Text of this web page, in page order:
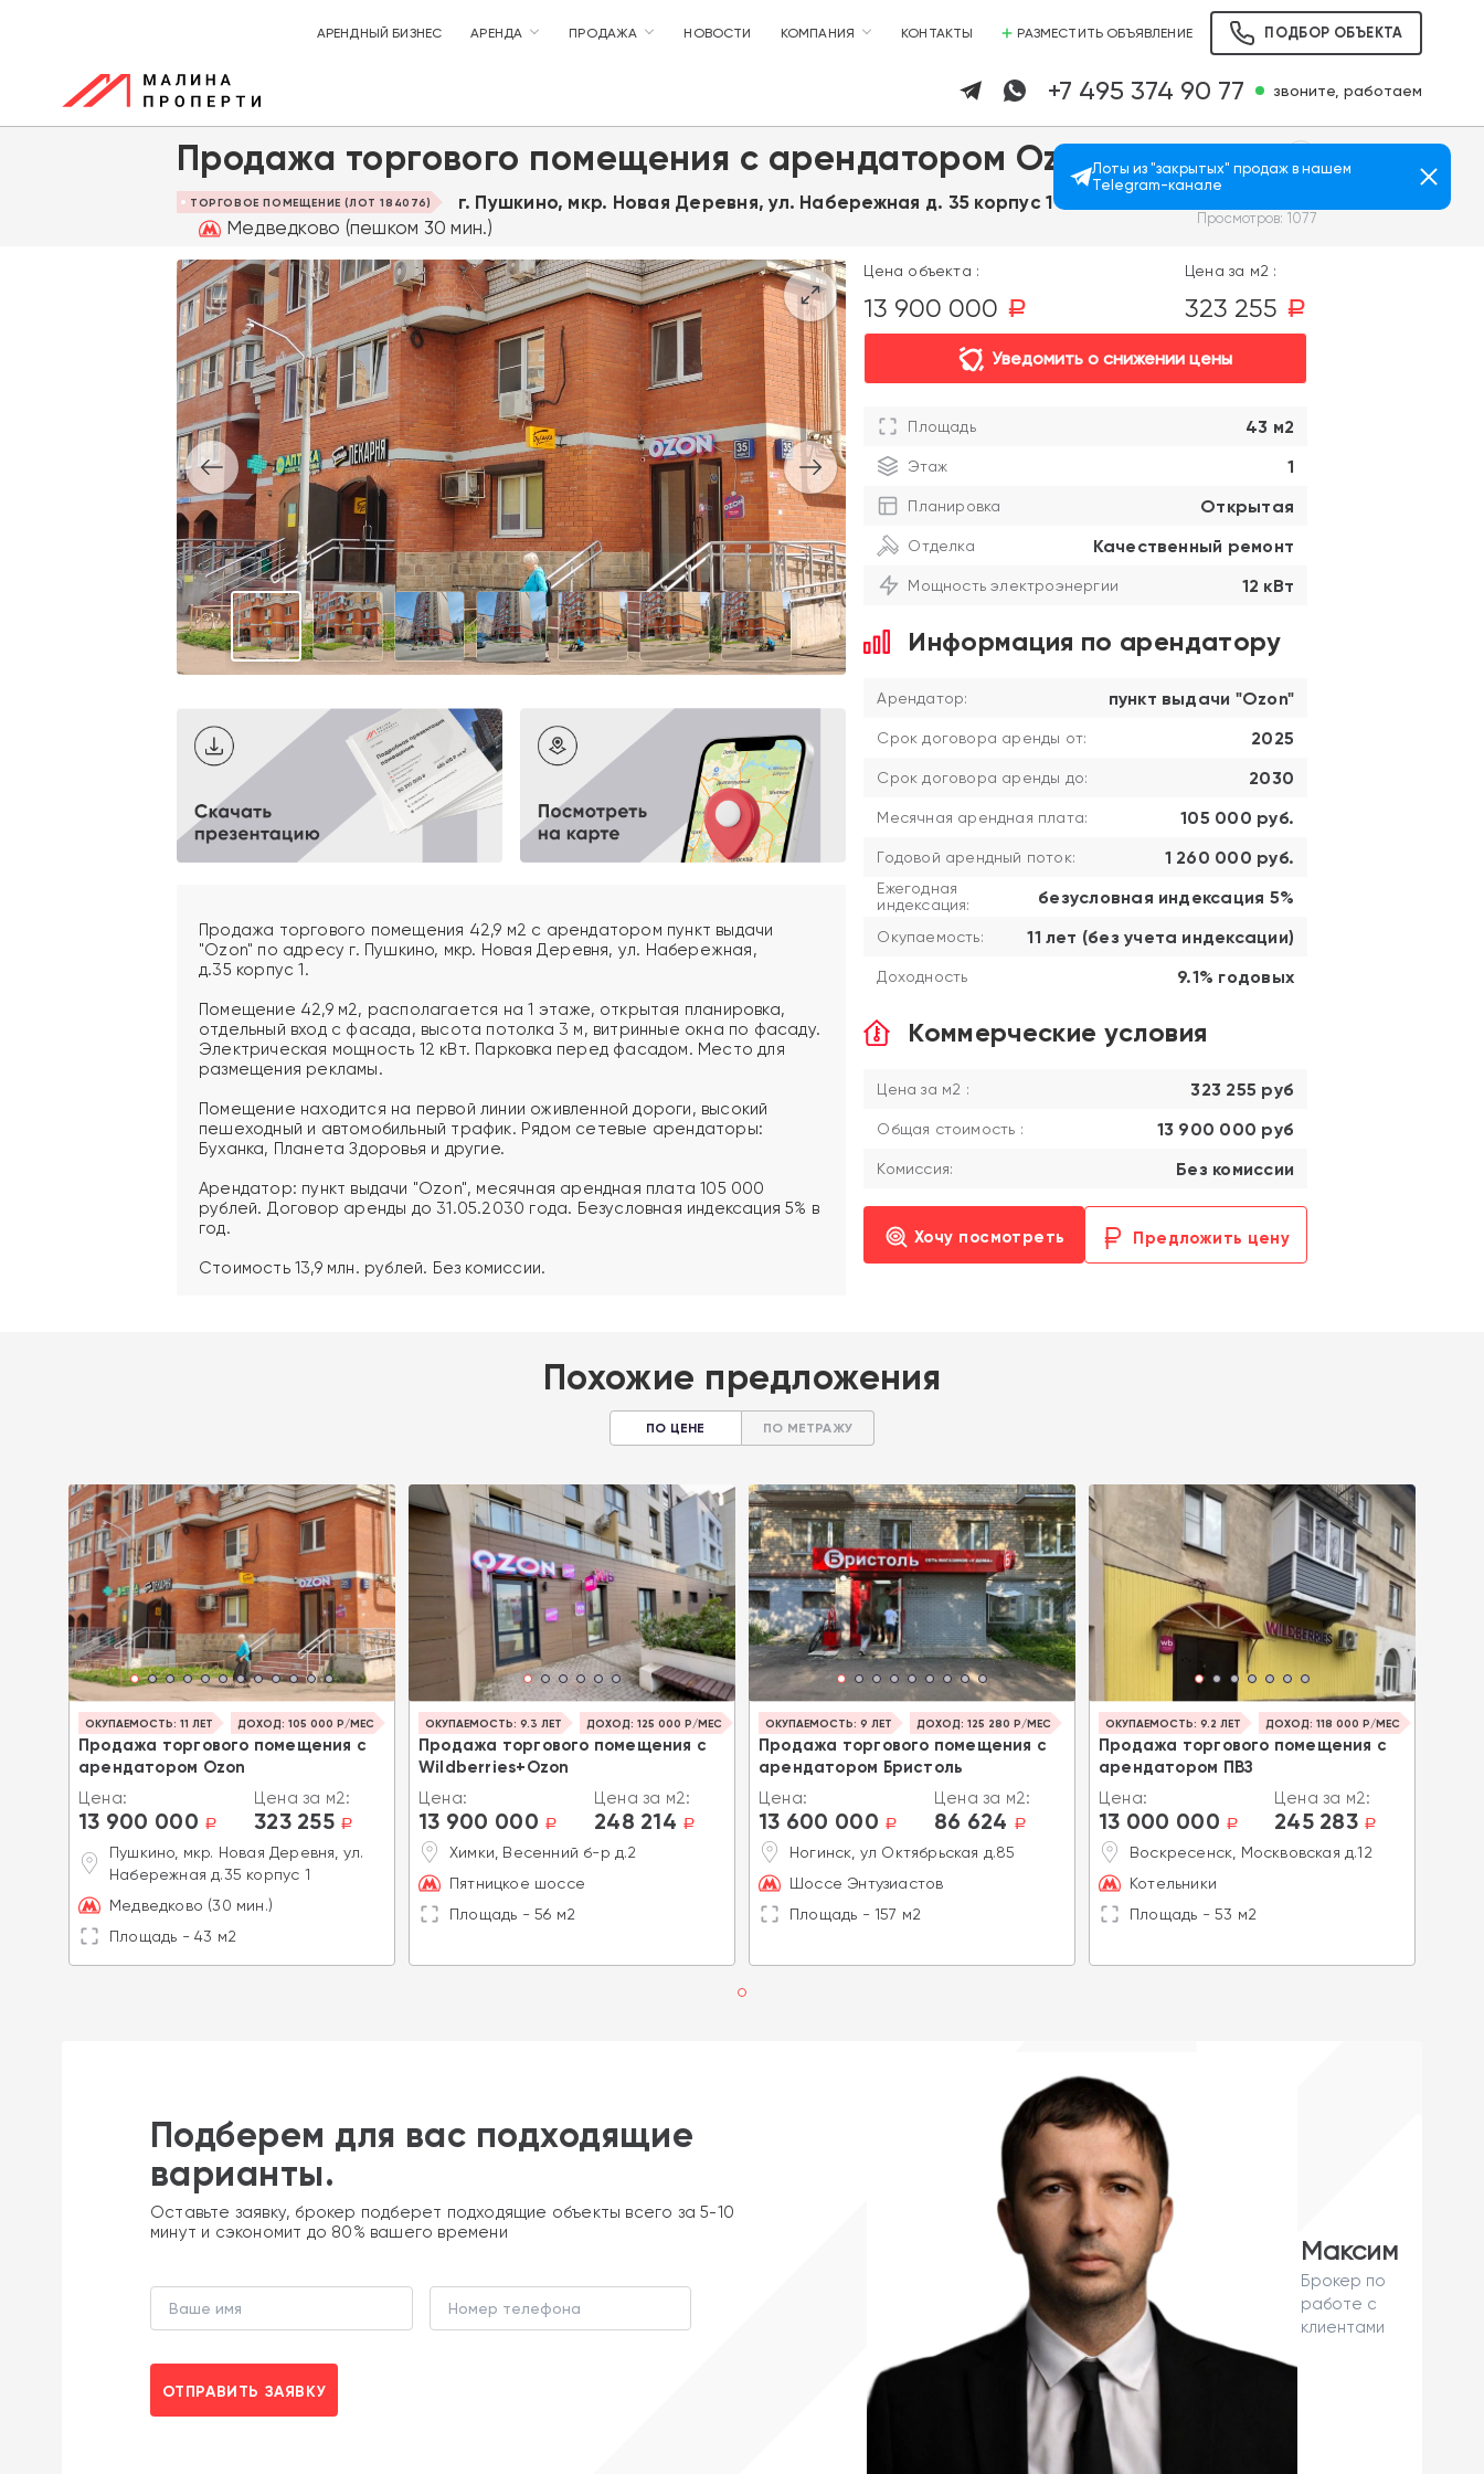
АРЕНДНЫЙ БИЗНЕС АРЕНДА ПРОДАЖА НОВОСТИ КОМПАНИЯ КОНТАКТЫ РАЗМЕСТИТЬ ОБЪЯВЛЕНИЕ ПОДБОР ОБЪЕКТА
+7 495 374 90 77 звоните, работаем
Продажа торгового помещения с арендатором Ozon
ТОРГОВОЕ ПОМЕЩЕНИЕ (ЛОТ 184076)
г. Пушкино, мкр. Новая Деревня, ул. Набережная д. 35 корпус 1
Медведково (пешком 30 мин.)
Просмотров: 1077
Продажа торгового помещения 42,9 м2 с арендатором пункт выдачи
"Ozon" по адресу г. Пушкино, мкр. Новая Деревня, ул. Набережная,
д.35 корпус 1.
Помещение 42,9 м2, располагается на 1 этаже, открытая планировка,
отдельный вход с фасада, высота потолка 3 м, витринные окна по фасаду.
Электрическая мощность 12 кВт. Парковка перед фасадом. Место для
размещения рекламы.
Помещение находится на первой линии оживленной дороги, высокий
пешеходный и автомобильный трафик. Рядом сетевые арендаторы:
Буханка, Планета Здоровья и другие.
Арендатор: пункт выдачи "Ozon", месячная арендная плата 105 000
рублей. Договор аренды до 31.05.2030 года. Безусловная индексация 5% в
год.
Стоимость 13,9 млн. рублей. Без комиссии.
Цена объекта :
13 900 000 a
Цена за м2 :
323 255 a
Уведомить о снижении цены
Площадь 43 м2
Этаж 1
Планировка Открытая
Отделка Качественный ремонт
Мощность электроэнергии 12 кВт
Информация по арендатору
Арендатор: пункт выдачи "Ozon"
Срок договора аренды от: 2025
Срок договора аренды до: 2030
Месячная арендная плата: 105 000 руб.
Годовой арендный поток: 1 260 000 руб.
Ежегодная
индексация:
безусловная индексация 5%
Окупаемость: 11 лет (без учета индексации)
Доходность 9.1% годовых
Коммерческие условия
Цена за м2 : 323 255 руб
Общая стоимость : 13 900 000 руб
Комиссия: Без комиссии
Хочу посмотреть Предложить цену
Похожие предложения
ПО ЦЕНЕ ПО МЕТРАЖУ
ОКУПАЕМОСТЬ: 11 ЛЕТ ДОХОД: 105 000 Р/МЕС
Продажа торгового помещения с
арендатором Ozon
Цена:
13 900 000 a
Цена за м2:
323 255 a
Пушкино, мкр. Новая Деревня, ул.
Набережная д.35 корпус 1
Медведково (30 мин.)
Площадь - 43 м2
ОКУПАЕМОСТЬ: 9.3 ЛЕТ ДОХОД: 125 000 Р/МЕС
Продажа торгового помещения с
Wildberries+Ozon
Цена:
13 900 000 a
Цена за м2:
248 214 a
Химки, Весенний б-р д.2
Пятницкое шоссе
Площадь - 56 м2
ОКУПАЕМОСТЬ: 9 ЛЕТ ДОХОД: 125 280 Р/МЕС
Продажа торгового помещения с
арендатором Бристоль
Цена:
13 600 000 a
Цена за м2:
86 624 a
Ногинск, ул Октябрьская д.85
Шоссе Энтузиастов
Площадь - 157 м2
ОКУПАЕМОСТЬ: 9.2 ЛЕТ ДОХОД: 118 000 Р/МЕС
Продажа торгового помещения с
арендатором ПВЗ
Цена:
13 000 000 a
Цена за м2:
245 283 a
Воскресенск, Москвовская д.12
Котельники
Площадь - 53 м2
Подберем для вас подходящие
варианты.
Оставьте заявку, брокер подберет подходящие объекты всего за 5-10
минут и сэкономит до 80% вашего времени
ОТПРАВИТЬ ЗАЯВКУ
Максим
Брокер по
работе с
клиентами
Лоты из "закрытых" продаж в нашем
Telegram-канале